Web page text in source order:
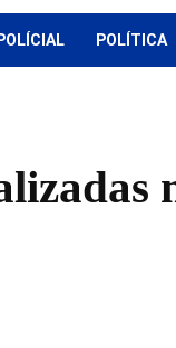
POLÍCIAL POLÍTICA